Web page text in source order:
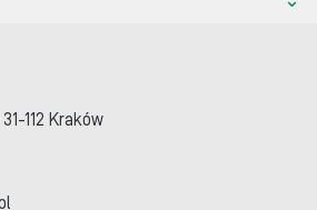
112 Kraków